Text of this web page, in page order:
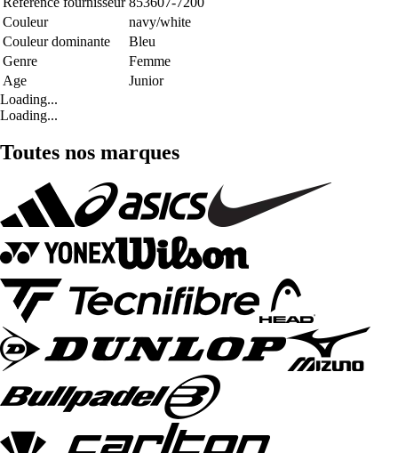
Couleur
navy/white
Couleur dominante
Bleu
Genre
Femme
Age
Junior
Loading...
Loading...
Toutes nos marques